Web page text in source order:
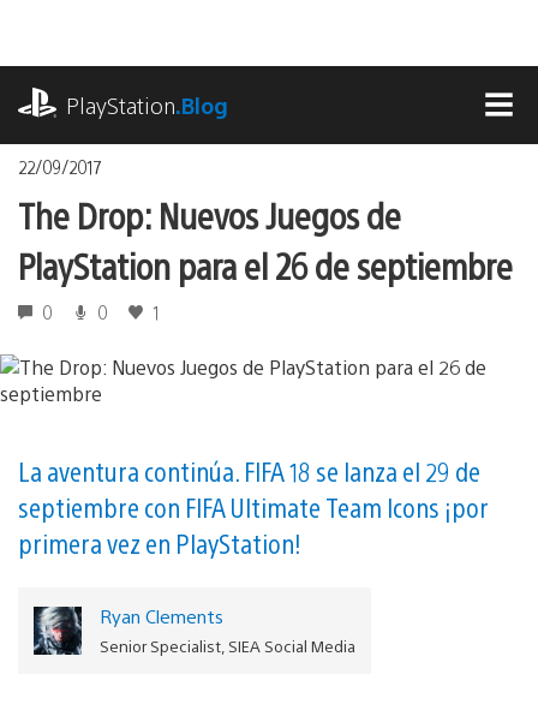
contenido
PlayStation.Blog
22/09/2017
The Drop: Nuevos Juegos de
PlayStation para el 26 de septiembre
0 0 1
La aventura continúa. FIFA 18 se lanza el 29 de
septiembre con FIFA Ultimate Team Icons ¡por
primera vez en PlayStation!
Ryan Clements
Senior Specialist, SIEA Social Media